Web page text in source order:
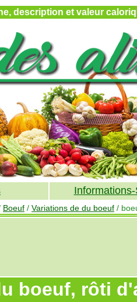
description et valeur
Boeuf / Variations de du boeuf /
boeuf, rôti